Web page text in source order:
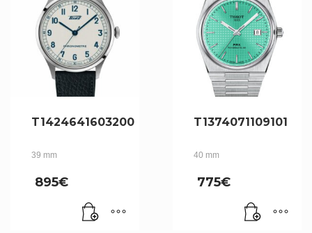
T1424641603200
39 mm
895€
T1374071109101
40 mm
775€